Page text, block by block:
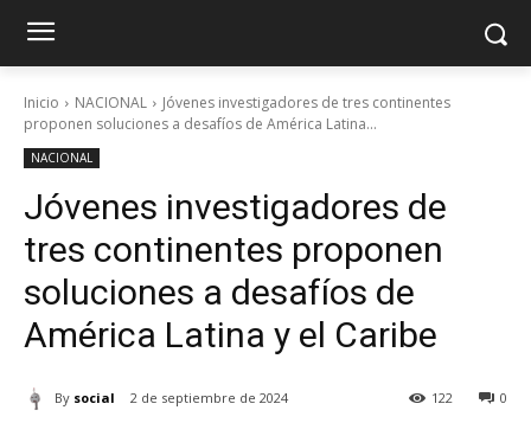
Inicio NACIONAL
Jóvenes investigadores de tres continentes
proponen soluciones a desafíos de América Latina...
NACIONAL
Jóvenes investigadores de
tres continentes proponen
soluciones a desafíos de
América Latina y el Caribe
By social 2 de septiembre de 2024 0
122